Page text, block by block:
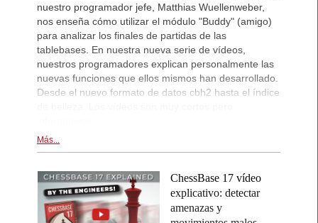
nuestro programador jefe, Matthias Wuellenweber,
nos enseña cómo utilizar el módulo "Buddy" (amigo)
para analizar los finales de partidas de las
tablebases. En nuestra nueva serie de vídeos,
nuestros programadores explican personalmente las
nuevas funciones que ellos mismos han desarrollado.
Desde el nuevo formato de datos cbh2 hasta el índice
Más...
ChessBase 17 vídeo
explicativo: detectar
amenazas y